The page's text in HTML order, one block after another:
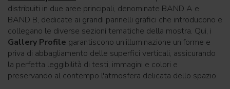
distribuiti in due aree principali, denominate BAND A e
BAND B, dedicate ai grandi pannelli grafici che introducono e
collegano le diverse sezioni tematiche della mostra. Qui, i
Gallery Profile garantiscono un'illuminazione uniforme e
priva di abbagliamento delle superfici verticali, assicurando
la perfetta leggibilità di testi, immagini e colori e
preservando al contempo l'atmosfera delicata dello spazio.